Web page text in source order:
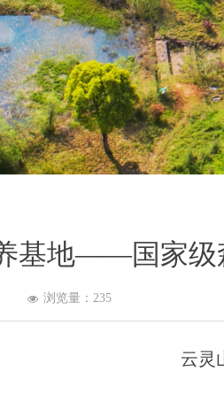
基地——国家级
넶 浏览量： 235
云灵